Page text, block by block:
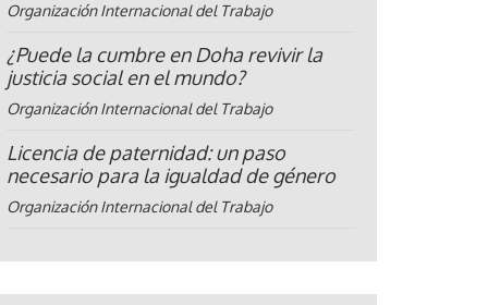
Organización Internacional del Trabajo
¿Puede la cumbre en Doha revivir la
justicia social en el mundo?
Organización Internacional del Trabajo
Licencia de paternidad: un paso
necesario para la igualdad de género
Organización Internacional del Trabajo